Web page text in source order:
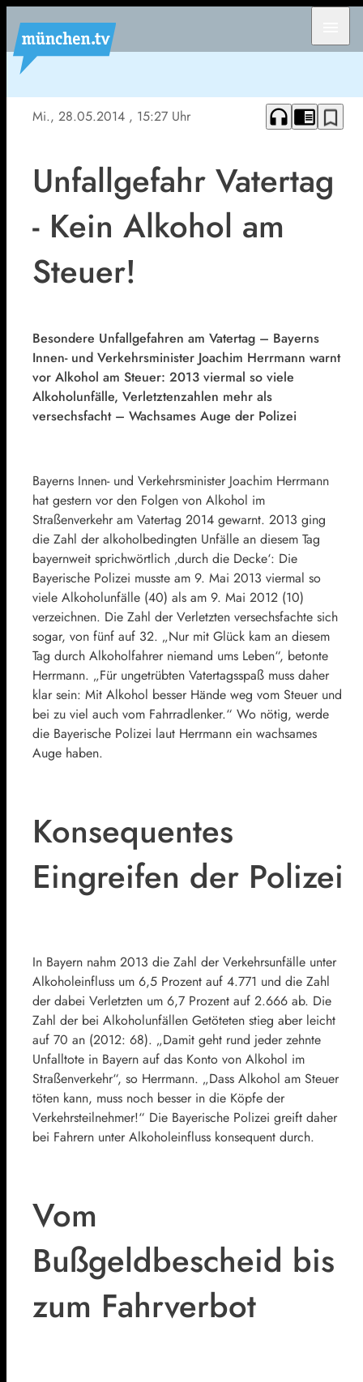
Mi., 28.05.2014 , 15:27 Uhr headphones chrome_reader_mode bookmark_border
Unfallgefahr Vatertag
- Kein Alkohol am
Steuer!
Besondere Unfallgefahren am Vatertag – Bayerns
Innen- und Verkehrsminister Joachim Herrmann warnt
vor Alkohol am Steuer: 2013 viermal so viele
Alkoholunfälle, Verletztenzahlen mehr als
versechsfacht – Wachsames Auge der Polizei
Bayerns Innen- und Verkehrsminister Joachim Herrmann
hat gestern vor den Folgen von Alkohol im
Straßenverkehr am Vatertag 2014 gewarnt. 2013 ging
die Zahl der alkoholbedingten Unfälle an diesem Tag
bayernweit sprichwörtlich ‚durch die Decke‘: Die
Bayerische Polizei musste am 9. Mai 2013 viermal so
viele Alkoholunfälle (40) als am 9. Mai 2012 (10)
verzeichnen. Die Zahl der Verletzten versechsfachte sich
sogar, von fünf auf 32. „Nur mit Glück kam an diesem
Tag durch Alkoholfahrer niemand ums Leben“, betonte
Herrmann. „Für ungetrübten Vatertagsspaß muss daher
klar sein: Mit Alkohol besser Hände weg vom Steuer und
bei zu viel auch vom Fahrradlenker.“ Wo nötig, werde
die Bayerische Polizei laut Herrmann ein wachsames
Auge haben.
Konsequentes
Eingreifen der Polizei
In Bayern nahm 2013 die Zahl der Verkehrsunfälle unter
Alkoholeinfluss um 6,5 Prozent auf 4.771 und die Zahl
der dabei Verletzten um 6,7 Prozent auf 2.666 ab. Die
Zahl der bei Alkoholunfällen Getöteten stieg aber leicht
auf 70 an (2012: 68). „Damit geht rund jeder zehnte
Unfalltote in Bayern auf das Konto von Alkohol im
Straßenverkehr“, so Herrmann. „Dass Alkohol am Steuer
töten kann, muss noch besser in die Köpfe der
Verkehrsteilnehmer!“ Die Bayerische Polizei greift daher
bei Fahrern unter Alkoholeinfluss konsequent durch.
Vom
Bußgeldbescheid bis
zum Fahrverbot